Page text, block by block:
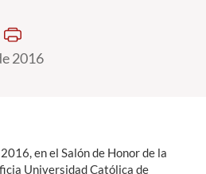
2016
en el Salón de Honor de la
Universidad Católica de